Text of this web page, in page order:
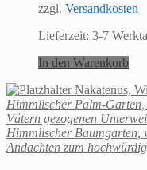
zzgl. Versandkosten
Lieferzeit: 3-7
In den Warenkorb
Nakatenus,
Himmlischer Palm-Garten,
Vätern gezogenen
Himmlischer Baumgarten,
Andachten zum